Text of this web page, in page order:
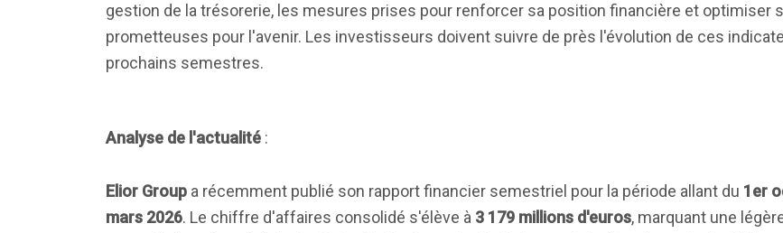
gestion de la trésorerie, les mesures prises pour renforcer sa position financière et optimiser
prometteuses pour l'avenir. Les investisseurs doivent suivre de près l'évolution de ces
prochains semestres.
Analyse de l'actualité :
Elior Group a récemment publié son rapport financier semestriel pour la période allant du 1er
mars 2026. Le chiffre d'affaires consolidé s'élève à 3 179 millions d'euros, marquant une